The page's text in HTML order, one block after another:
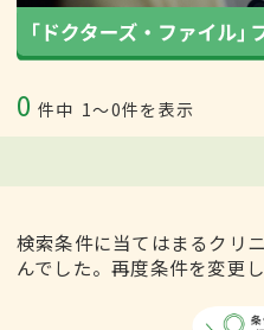
0 件中 1〜0件を表示
検索条件に当てはまるクリ
んでした。再度条件を変更